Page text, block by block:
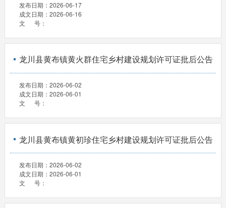
发布日期： 2026-06-17
成文日期： 2026-06-16
文 号：
龙川县黄布镇黄火群住宅乡村建设规划许可证批后公告
发布日期： 2026-06-02
成文日期： 2026-06-01
文 号：
龙川县黄布镇黄初珍住宅乡村建设规划许可证批后公告
发布日期： 2026-06-02
成文日期： 2026-06-01
文 号：